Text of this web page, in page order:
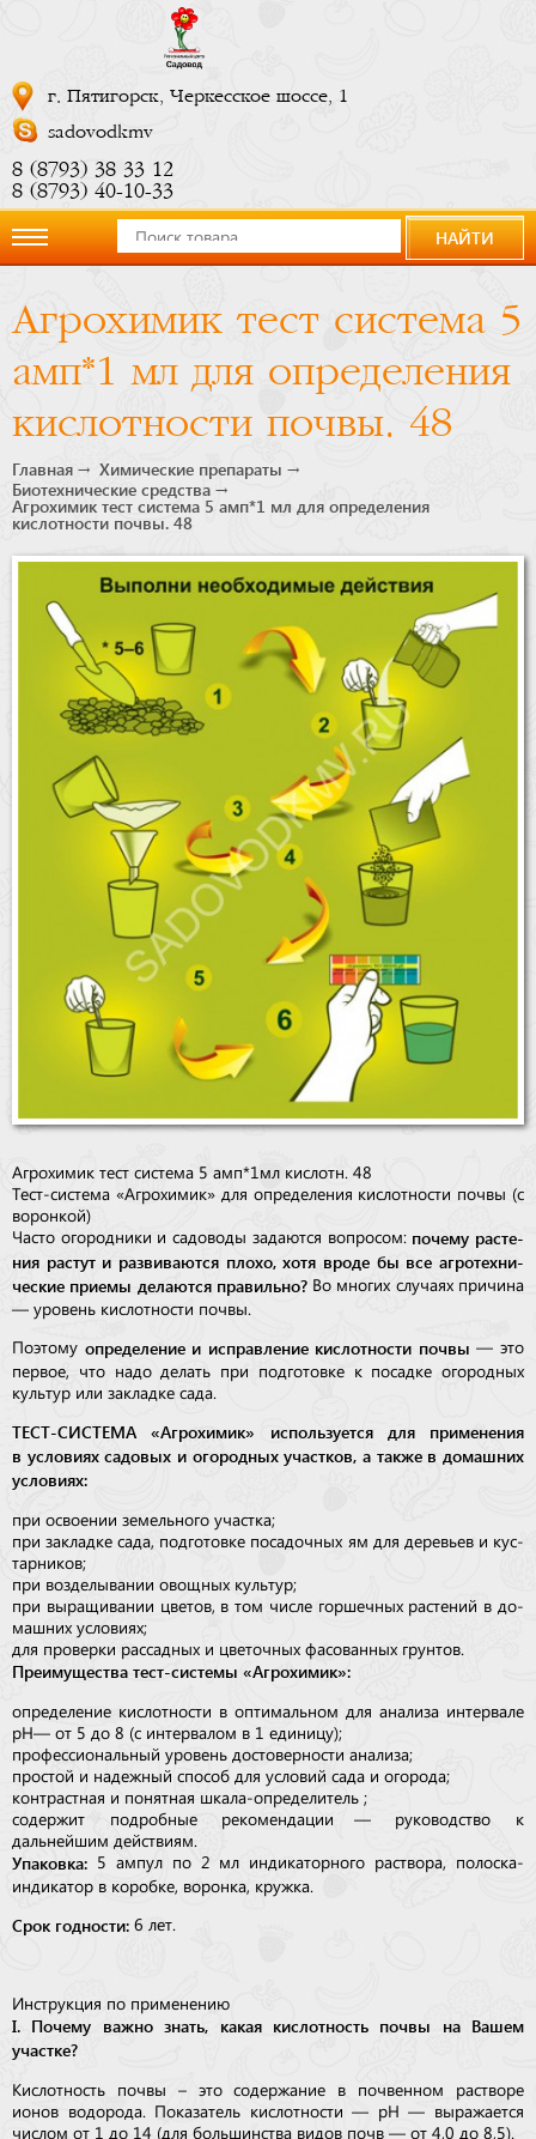
г. Пятигорск, Черкесское шоссе, 1
sadovodkmv
8 (8793) 38 33 12
8 (8793) 40-10-33
компании
сейчас
Доставка
Оптовикам
НАЙТИ
Агрохимик тест система 5
амп*1 мл для определения
кислотности почвы. 48
Главная
Химические препараты
Биотехнические средства
Агрохимик тест система 5 амп*1 мл для определения
кислотности почвы. 48
Агрохимик тест система 5 амп*1мл кислотн. 48
Тест-система «Агрохимик» для определения кислотности почвы (с
воронкой)
Часто огородники и садоводы задаются вопросом: почему рас­те­
ния растут и развиваются плохо, хотя вроде бы все аг­ро­тех­ни­
чес­кие при­емы делаются правильно?Во многих случаях причина
— уровень кис­лот­ности почвы.
Поэтому определение и исправление кислотности почвы — это
пер­вое, что надо делать при подготовке к посадке огородных
культур или закладке сада.
ТЕСТ-СИСТЕМА «Агрохимик» используется для применения
в условиях садовых и огородных участков, а также в домашних
условиях:
при освоении земельного участка;
при закладке сада, подготовке по­са­доч­ных ям для деревьев и кус­
тар­ников;
при возделывании овощных куль­тур;
при выращивании цветов, в том чис­ле гор­шечных растений в до­
маш­них ус­ло­виях;
для проверки рассадных и цве­точ­ных фа­со­ванных грунтов.
Преимущества тест-системы «Агрохимик»:
определение кислотности в оп­ти­маль­­ном для анализа интервале
pH — от 5 до 8 (с ин­тервалом в 1 единицу);
профессиональный уровень дос­то­вер­ности анализа;
простой и надежный способ для ус­ло­вий сада и огорода;
контрастная и понятная шкала-определитель ;
содержит подробные рекомен­да­ции — ру­ко­водство к
дальнейшим дей­стви­ям.
Упаковка: 5 ампул по 2 мл индикаторного раствора, полоска-
индикатор в коробке, воронка, кружка.
Срок годности: 6 лет.
Инструкция по применению
I. Почему важно знать, какая кислотность поч­вы на Вашем
участке?
Кислотность почвы – это содержание в почвенном растворе
ионов водорода. Показатель кислотности — pH — выражается
числом от 1 до 14 (для большинства видов почв — от 4,0 до 8,5).